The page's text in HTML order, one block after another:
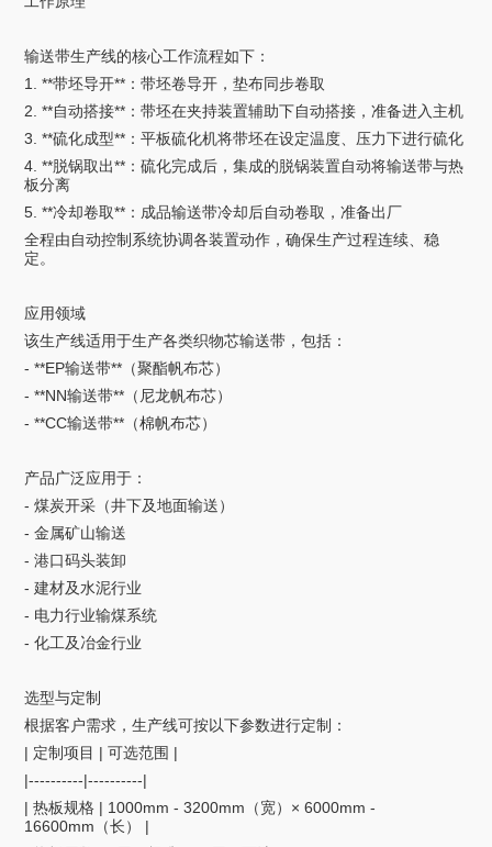
输送带生产线的核心工作流程如下：
1. **带坯导开**：带坯卷导开，垫布同步卷取
2. **自动搭接**：带坯在夹持装置辅助下自动搭接，准备进入主机
3. **硫化成型**：平板硫化机将带坯在设定温度、压力下进行硫化
4. **脱锅取出**：硫化完成后，集成的脱锅装置自动将输送带与热
板分离
5. **冷却卷取**：成品输送带冷却后自动卷取，准备出厂
全程由自动控制系统协调各装置动作，确保生产过程连续、稳
定。
应用领域
该生产线适用于生产各类织物芯输送带，包括：
- **EP输送带**（聚酯帆布芯）
- **NN输送带**（尼龙帆布芯）
- **CC输送带**（棉帆布芯）
产品广泛应用于：
- 煤炭开采（井下及地面输送）
- 金属矿山输送
- 港口码头装卸
- 建材及水泥行业
- 电力行业输煤系统
- 化工及冶金行业
选型与定制
根据客户需求，生产线可按以下参数进行定制：
| 定制项目 | 可选范围 |
|----------|----------|
| 热板规格 | 1000mm - 3200mm（宽）× 6000mm -
16600mm（长） |